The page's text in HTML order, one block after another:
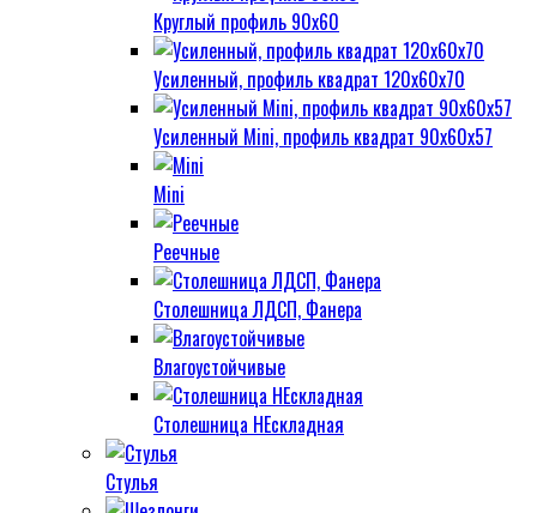
Круглый профиль 90х60
Усиленный, профиль квадрат 120х60х70
Усиленный Mini, профиль квадрат 90х60х57
Mini
Реечные
Столешница ЛДСП, Фанера
Влагоустойчивые
Столешница НЕскладная
Стулья